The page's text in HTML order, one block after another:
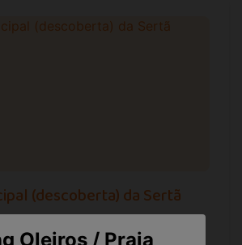
(descoberta) da Sertã
da vila da Sertã, junto à Praia
Oleiros / Praia